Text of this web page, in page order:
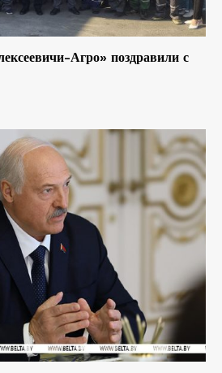
Агро» поздравили с